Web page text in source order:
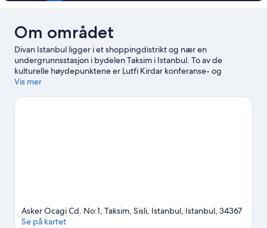
Om området
Divan Istanbul ligger i et shoppingdistrikt og nær en
undergrunnsstasjon i bydelen Taksim i Istanbul. To av de
kulturelle høydepunktene er Lutfi Kirdar konferanse- og
utstillingssenter og Istanbul Statsteater, men hvis det er
eller Istanbul Cevahir kjøpe- og underholdningssenter. Taksim
Vis mer
Asker Ocagi Cd. No:1, Taksim, Sisli, Istanbul, Istanbul, 34367
Se på kartet